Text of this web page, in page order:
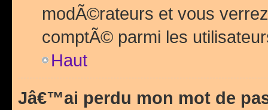
modÃ©rateurs et vous
comptÃ© parmi les
Haut
Jâ€™ai perdu mon mot de